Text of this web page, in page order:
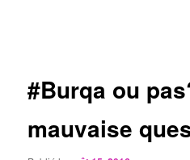
#Burqa ou
mauvaise